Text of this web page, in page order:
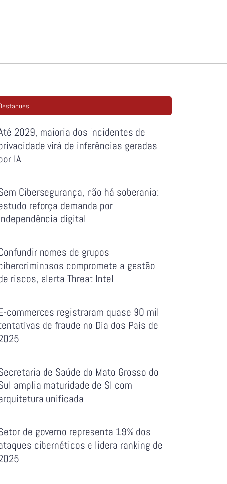
2029, maioria dos incidentes de
virá de inferências geradas
IA
Cibersegurança, não há soberania:
reforça demanda por
digital
nomes de grupos
compromete a gestão
riscos, alerta Threat Intel
commerces registraram quase 90 mil
de fraude no Dia dos Pais de
de Saúde do Mato Grosso do
amplia maturidade de SI com
unificada
de governo representa 19% dos
cibernéticos e lidera ranking de